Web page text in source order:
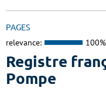
PAGES
relevance: 100%
Registre
Pompe